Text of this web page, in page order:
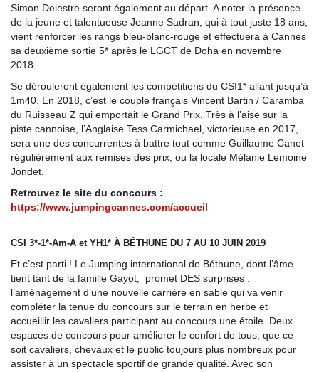
Simon Delestre seront également au départ. A noter la présence
de la jeune et talentueuse Jeanne Sadran, qui à tout juste 18 ans,
vient renforcer les rangs bleu-blanc-rouge et effectuera à Cannes
sa deuxième sortie 5* après le LGCT de Doha en novembre
2018.
Se dérouleront également les compétitions du CSI1* allant jusqu’à
1m40. En 2018, c’est le couple français Vincent Bartin / Caramba
du Ruisseau Z qui emportait le Grand Prix. Très à l’aise sur la
piste cannoise, l’Anglaise Tess Carmichael, victorieuse en 2017,
sera une des concurrentes à battre tout comme Guillaume Canet
régulièrement aux remises des prix, ou la locale Mélanie Lemoine
Jondet.
Retrouvez le site du concours :
https://www.jumpingcannes.com/accueil
CSI 3*-1*-Am-A et YH1* À BÉTHUNE DU 7 AU 10 JUIN 2019
Et c’est parti ! Le Jumping international de Béthune, dont l’âme
tient tant de la famille Gayot, promet DES surprises :
l’aménagement d’une nouvelle carrière en sable qui va venir
compléter la tenue du concours sur le terrain en herbe et
accueillir les cavaliers participant au concours une étoile. Deux
espaces de concours pour améliorer le confort de tous, que ce
soit cavaliers, chevaux et le public toujours plus nombreux pour
assister à un spectacle sportif de grande qualité. Avec son